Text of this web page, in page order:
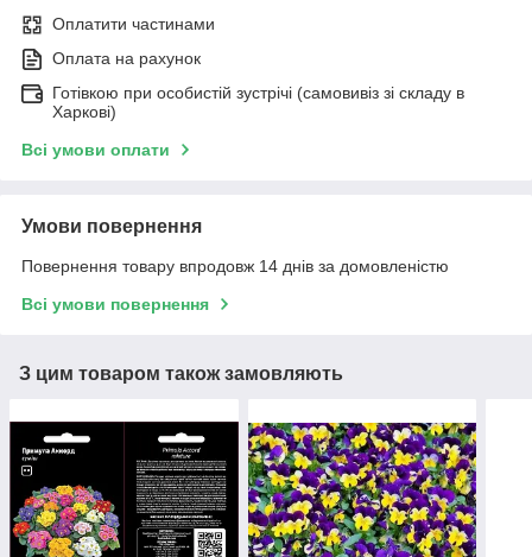
Оплатити частинами
Оплата на рахунок
Готівкою при особистій зустрічі (самовивіз зі складу в
Харкові)
Всі умови оплати
Умови повернення
Повернення товару впродовж 14 днів за домовленістю
Всі умови повернення
З цим товаром також замовляють